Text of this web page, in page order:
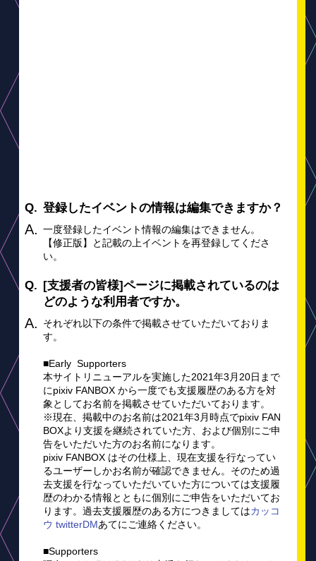
登録したイベントの情報は編集できますか？
一度登録したイベント情報の編集はできません。
【修正版】と記載の上イベントを再登録してくださ
い。
[支援者の皆様]ページに掲載されているのは
どのような利用者ですか。
それぞれ以下の条件で掲載させていただいておりま
す。
■Early Supporters
本サイトリニューアルを実施した2021年3月20日まで
にpixiv FANBOX から一度でも支援履歴のある方を対
象としてお名前を掲載させていただいております。
※現在、掲載中のお名前は2021年3月時点でpixiv FAN
BOXより支援を継続されていた方、および個別にご申
告をいただいた方のお名前になります。
pixiv FANBOX はその仕様上、現在支援を行なってい
るユーザーしかお名前が確認できません。そのため過
去支援を行なっていただいていた方については支援履
歴のわかる情報とともに個別にご申告をいただいてお
ります。過去支援履歴のある方につきましてはカッコ
ウ twitterDMあてにご連絡ください。
■Supporters